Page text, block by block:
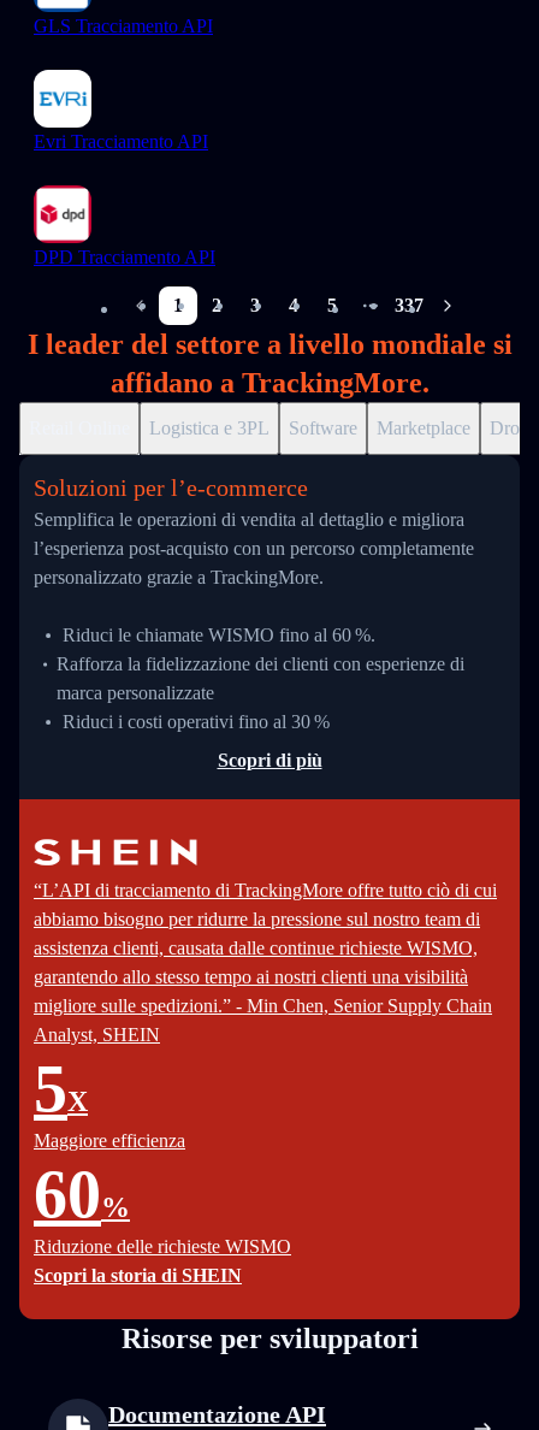
GLS Tracciamento API
Evri Tracciamento API
DPD Tracciamento API
1 2 3 4 5
More pages
337
I leader del settore a livello mondiale si
affidano a TrackingMore.
Logistica e 3PL Software Marketplace
Soluzioni per l’e‑commerce
Semplifica le operazioni di vendita al dettaglio e migliora
l’esperienza post-acquisto con un percorso completamente
personalizzato grazie a TrackingMore.
Riduci le chiamate WISMO fino al 60 %.
Rafforza la fidelizzazione dei clienti con esperienze di
marca personalizzate
Riduci i costi operativi fino al 30 %
Scopri di più
“L’API di tracciamento di TrackingMore offre tutto ciò di cui
abbiamo bisogno per ridurre la pressione sul nostro team di
assistenza clienti, causata dalle continue richieste WISMO,
garantendo allo stesso tempo ai nostri clienti una visibilità
migliore sulle spedizioni.” - Min Chen, Senior Supply Chain
Analyst, SHEIN
5X
Maggiore efficienza
60%
Riduzione delle richieste WISMO
Scopri la storia di SHEIN
Risorse per sviluppatori
Documentazione API